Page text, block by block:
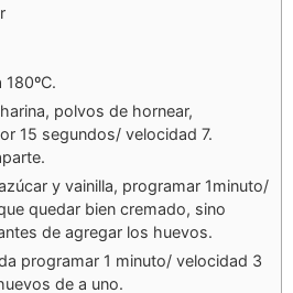
polvos de hornear,
15 segundos/ velocidad 7.
y vainilla, programar 1minuto/
quedar bien cremado, sino
de agregar los huevos.
programar 1 minuto/ velocidad 3
de a uno.